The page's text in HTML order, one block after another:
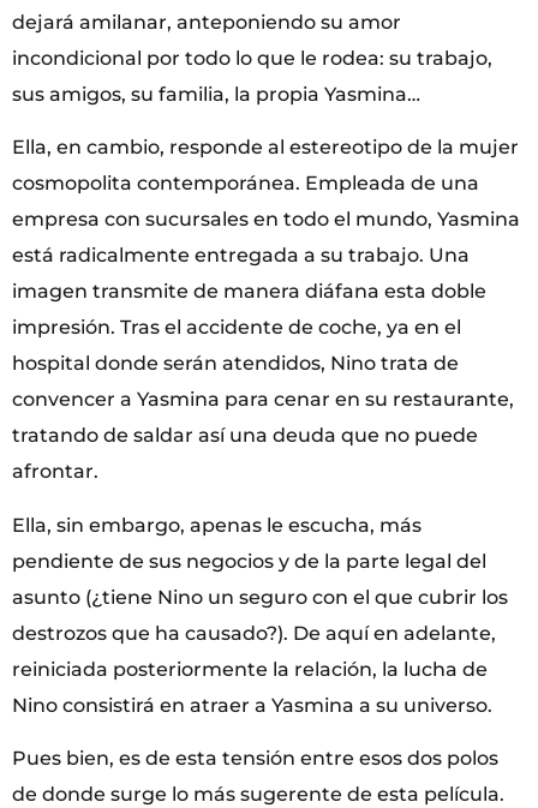
dejará amilanar, anteponiendo su amor
incondicional por todo lo que le rodea: su trabajo,
sus amigos, su familia, la propia Yasmina…
Ella, en cambio, responde al estereotipo de la mujer
cosmopolita contemporánea. Empleada de una
empresa con sucursales en todo el mundo, Yasmina
está radicalmente entregada a su trabajo. Una
imagen transmite de manera diáfana esta doble
impresión. Tras el accidente de coche, ya en el
hospital donde serán atendidos, Nino trata de
convencer a Yasmina para cenar en su restaurante,
tratando de saldar así una deuda que no puede
afrontar.
Ella, sin embargo, apenas le escucha, más
pendiente de sus negocios y de la parte legal del
asunto (¿tiene Nino un seguro con el que cubrir los
destrozos que ha causado?). De aquí en adelante,
reiniciada posteriormente la relación, la lucha de
Nino consistirá en atraer a Yasmina a su universo.
Pues bien, es de esta tensión entre esos dos polos
de donde surge lo más sugerente de esta película.